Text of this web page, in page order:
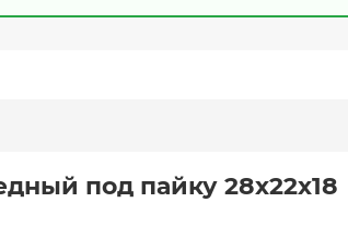
под пайку 28х22х18